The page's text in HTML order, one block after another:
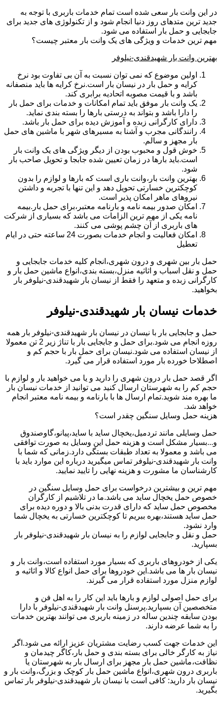
در این وانت بار سعی شده است تمام خدمات باربری با توجه به
جدید ترین متدهای روز دنیا انجام شود و از تکنولوژی های جدید برای
جابجایی و حمل بار استفاده می شود.
مهم ترین خدمات و ویژگی های یک وانت بار معتبر چیست؟
بهترین وانت بار شهیدقندی-نیلوفر
اولین موضوع که نمی توان نسبت به آن بی تفاوت بود نرخ
کرایه و حمل بار در نیسان بار است.نرخ کرایه ها باید منصفانه
باشد و با قیمت مصوبه اتحادیه برابری کند.
یک وانت بار موفق باید تمام امکانات و خدمات برای حمل بار
را دارا باشد و بتواند به درستی بارها را بسته بندی نماید.
دارای کارگرانی زبده و آموزش دیده برای حمل بار باشد.
رانندگانی مجرب و آشنا به مسیرهای شهر با ماشین های حمل
بار مجهز و سالم.
خوش قول و محبوب بودن از دیگر ویژگی های یک وانت بار
است.باید بارها در زمان تعیین شده جابجا و تحویل صاحب بار
شود.
بهترین وانت بار،وانت باری است که بارها و لوازم را بدون
کوچکترین خسارتی تحویل دهد و این تنها با تجربه و داشتن
نیروهای ماهر امکان پذیر است.
امکان صدور بیمه نامه و بارنامه معتبر،برای حمل بار.بیمه
نامه یکی از مهم ترین الزامات می باشد که بسیاری از شرکت
های باربری از آن چشم پوشی می کنند.
امکان فعالیت و انجام خدمات بصورت 24 ساعته حتی در ایام
تعطیل
حمل بار بین شهری و درون شهری،انجام کلیه خدمات جابجایی و
حمل و نقل اسباب و اثاثیه منزل،بسته بندی،انواع ماشین حمل بار و
کارگرانی زبده و متعهد را فقط از نیسان بار شهیدقندی-نیلوفر بار
بخواهید.
خدمات نیسان بار شهیدقندی-نیلوفر
حمل و جابجایی بار با نیسان در نیسان بار شهیدقندی-نیلوفر بار همه
روزه انجام می شود.برای حمل و جابجایی بار با تناژ زیر 2 تن معمولا
از نیسان استفاده می شود.نیسان برای حمل بار با حجم کم و
اصطلاحا خورده بار مورد استفاده قرار می گیرد.
اگر قصد حمل بار درون شهری را دارید و یا می خواهید بار و لوازم با
حجم کم را به شهرستان ارسال کنید می توانید از خدمات نیسان بار
ما بهره مند شوید.تمام ارسال ها با بارنامه و بیمه نامه معتبر انجام
خواهد شد.
هزینه حمل وسایل سنگین چقدر است؟
حمل وسایلی مانند تردمیل،یخچال ساید با ساید،پیانو،گاوصندوق
و...بسیار مشکل است و هزینه حمل این وسایل به صورت توافقی
می باشد و معمولا به تعداد طبقات بستگی دارد.زمانی که شما با
وانت بار شهیدقندی-نیلوفر تماس میگیرید درباره این موارد باید با
کارشناسان ما مشورت و هزینه نهایی را تایید نمایید.
مهم ترین و بیشترین درخواست برای حمل وسایل سنگین در
خصوص حمل یخچال ساید می باشد.ما در تلاشیم از کارگران
مخصوص حمل ساید که دارای قدرت بدنی بالا و دوره دیده برای
حمل ساید هستند،بهره ببریم تا کوچکترین خسارتی به یخچال شما
وارد نشود.
حمل و نقل و جابجایی لوازم را به نیسان بار شهیدقندی-نیلوفر بار
بسپارید.
یکی از خودروهای باربری که بسیار مورد استفاده است،وانت بار و
نیسان بار ها می باشد.این خودروها برای حمل انواع کالا و اثاثیه و
لوازم منزل مورد استفاده قرار می گیرند.
برای حمل اصولی لوازم و بارها باید این کار را به اهل فن و
متخصصین آن بسپارید.پرسنل وانت بار شهیدقندی-نیلوفر با دارا
بودن سابقه چندین ساله در زمینه باربری می توانند بهترین خدمات
را به شما عرضه دارند.
این خدمات جهت کسب رضایت مشتریان عزیز ارائه می شود.اگر
نیاز به کارگر خالی برای بسته بندی و حمل بار،کاگر چیدمان و
نظافت،ماشین حمل بار مجهز برای ارسال بار به شهرستان یا
باربری درون شهری،انواع ماشین حمل بار کوچک و بزرگ،وانت بار و
نیسان بار دارید: کافی است با نیسان بار شهیدقندی-نیلوفر بار تماس
بگیرید.